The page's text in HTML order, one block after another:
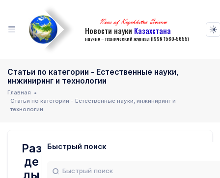
News of Kazakhstan Science
Новости науки Казахстана
научно – технический журнал (ISSN 1560-5655)
Статьи по категории - Естественные науки,
инжиниринг и технологии
Главная
Статьи по категории - Естественные науки, инжиниринг и
технологии
Раз
де
лы
Быстрый поиск